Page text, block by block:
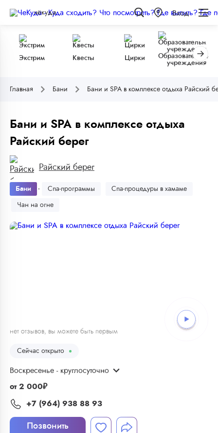
чёкуда Вход
Экстрим Квесты Цирки
Образовательные
учреждения
Главная Бани Бани и SPA в комплексе отдыха Райский
Бани и SPA в комплексе отдыха
Райский берег
Райский берег
Бани Спа-программы Спа-процедуры в хамаме
Чан на огне
нет отзывов, вы можете быть первым
Сейчас открыто
Воскресенье - круглосуточно
от 2 000₽
+7 (964) 938 88 93
Позвонить